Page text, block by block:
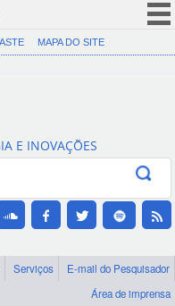
CORONAVÍRUS (COVID-19)
Canais
MAPA DO SITE
E INOVAÇÕES
Serviços
E-mail do Pesquisador
Área de imprensa